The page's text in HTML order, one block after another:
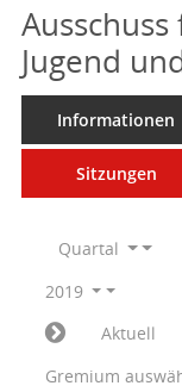
Jugend
Informationen
Sitzungen
Quartal
2019
Aktuell
Gremium